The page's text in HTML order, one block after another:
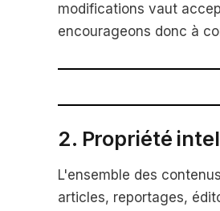
modifications vaut
encourageons donc à
2. Propriété
L'ensemble des
articles, reportages,